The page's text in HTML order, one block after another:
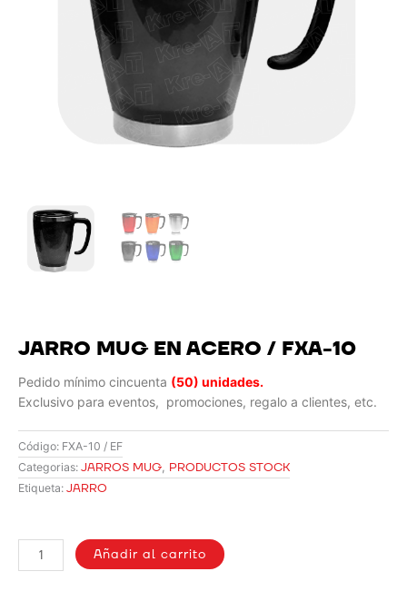
JARRO MUG EN ACERO / FXA-10
Pedido mínimo cincuenta (50) unidades.
Exclusivo para eventos, promociones, regalo a clientes, etc.
Código: FXA-10 / EF
Categorias: JARROS MUG, PRODUCTOS STOCK
Etiqueta: JARRO
MUG
EN
Añadir al carrito